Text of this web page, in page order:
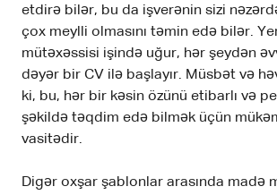
etdirə bilər, bu da işverənin sizi
çox meylli olmasını təmin edə bilər.
mütəxəssisi işində uğur, hər şeydən
dəyər bir CV ilə başlayır. Müsbət və
ki, bu, hər bir kəsin özünü etibarlı və
şəkildə təqdim edə bilmək üçün
vasitədir.
Digər oxşar şablonlar arasında madə